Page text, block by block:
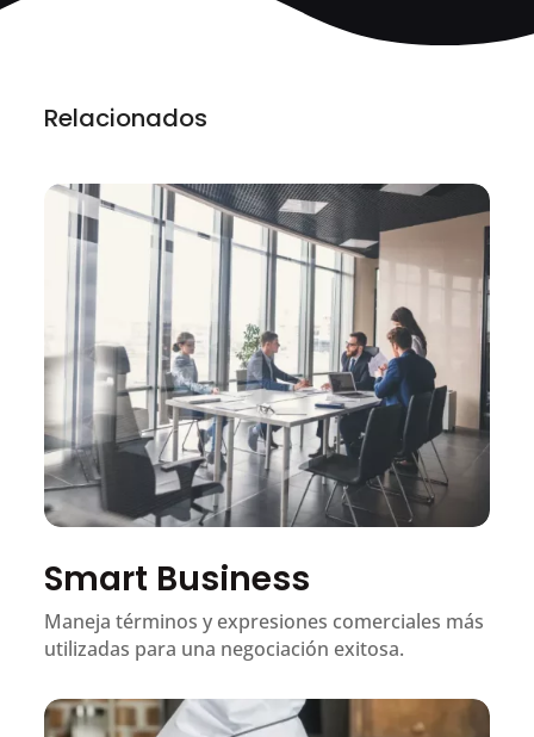
Relacionados
Smart Business
Maneja términos y expresiones comerciales más
utilizadas para una negociación exitosa.